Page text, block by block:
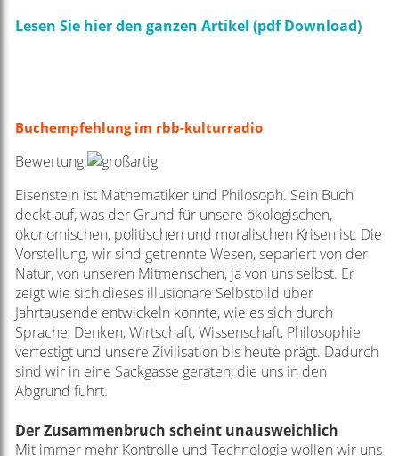
Lesen Sie hier den ganzen Artikel (pdf Download)
Buchempfehlung im rbb-kulturradio
Bewertung:
Eisenstein ist Mathematiker und Philosoph. Sein Buch
deckt auf, was der Grund für unsere ökologischen,
ökonomischen, politischen und moralischen Krisen ist: Die
Vorstellung, wir sind getrennte Wesen, separiert von der
Natur, von unseren Mitmenschen, ja von uns selbst. Er
zeigt wie sich dieses illusionäre Selbstbild über
Jahrtausende entwickeln konnte, wie es sich durch
Sprache, Denken, Wirtschaft, Wissenschaft, Philosophie
verfestigt und unsere Zivilisation bis heute prägt. Dadurch
sind wir in eine Sackgasse geraten, die uns in den
Abgrund führt.
Der Zusammenbruch scheint unausweichlich
Mit immer mehr Kontrolle und Technologie wollen wir uns